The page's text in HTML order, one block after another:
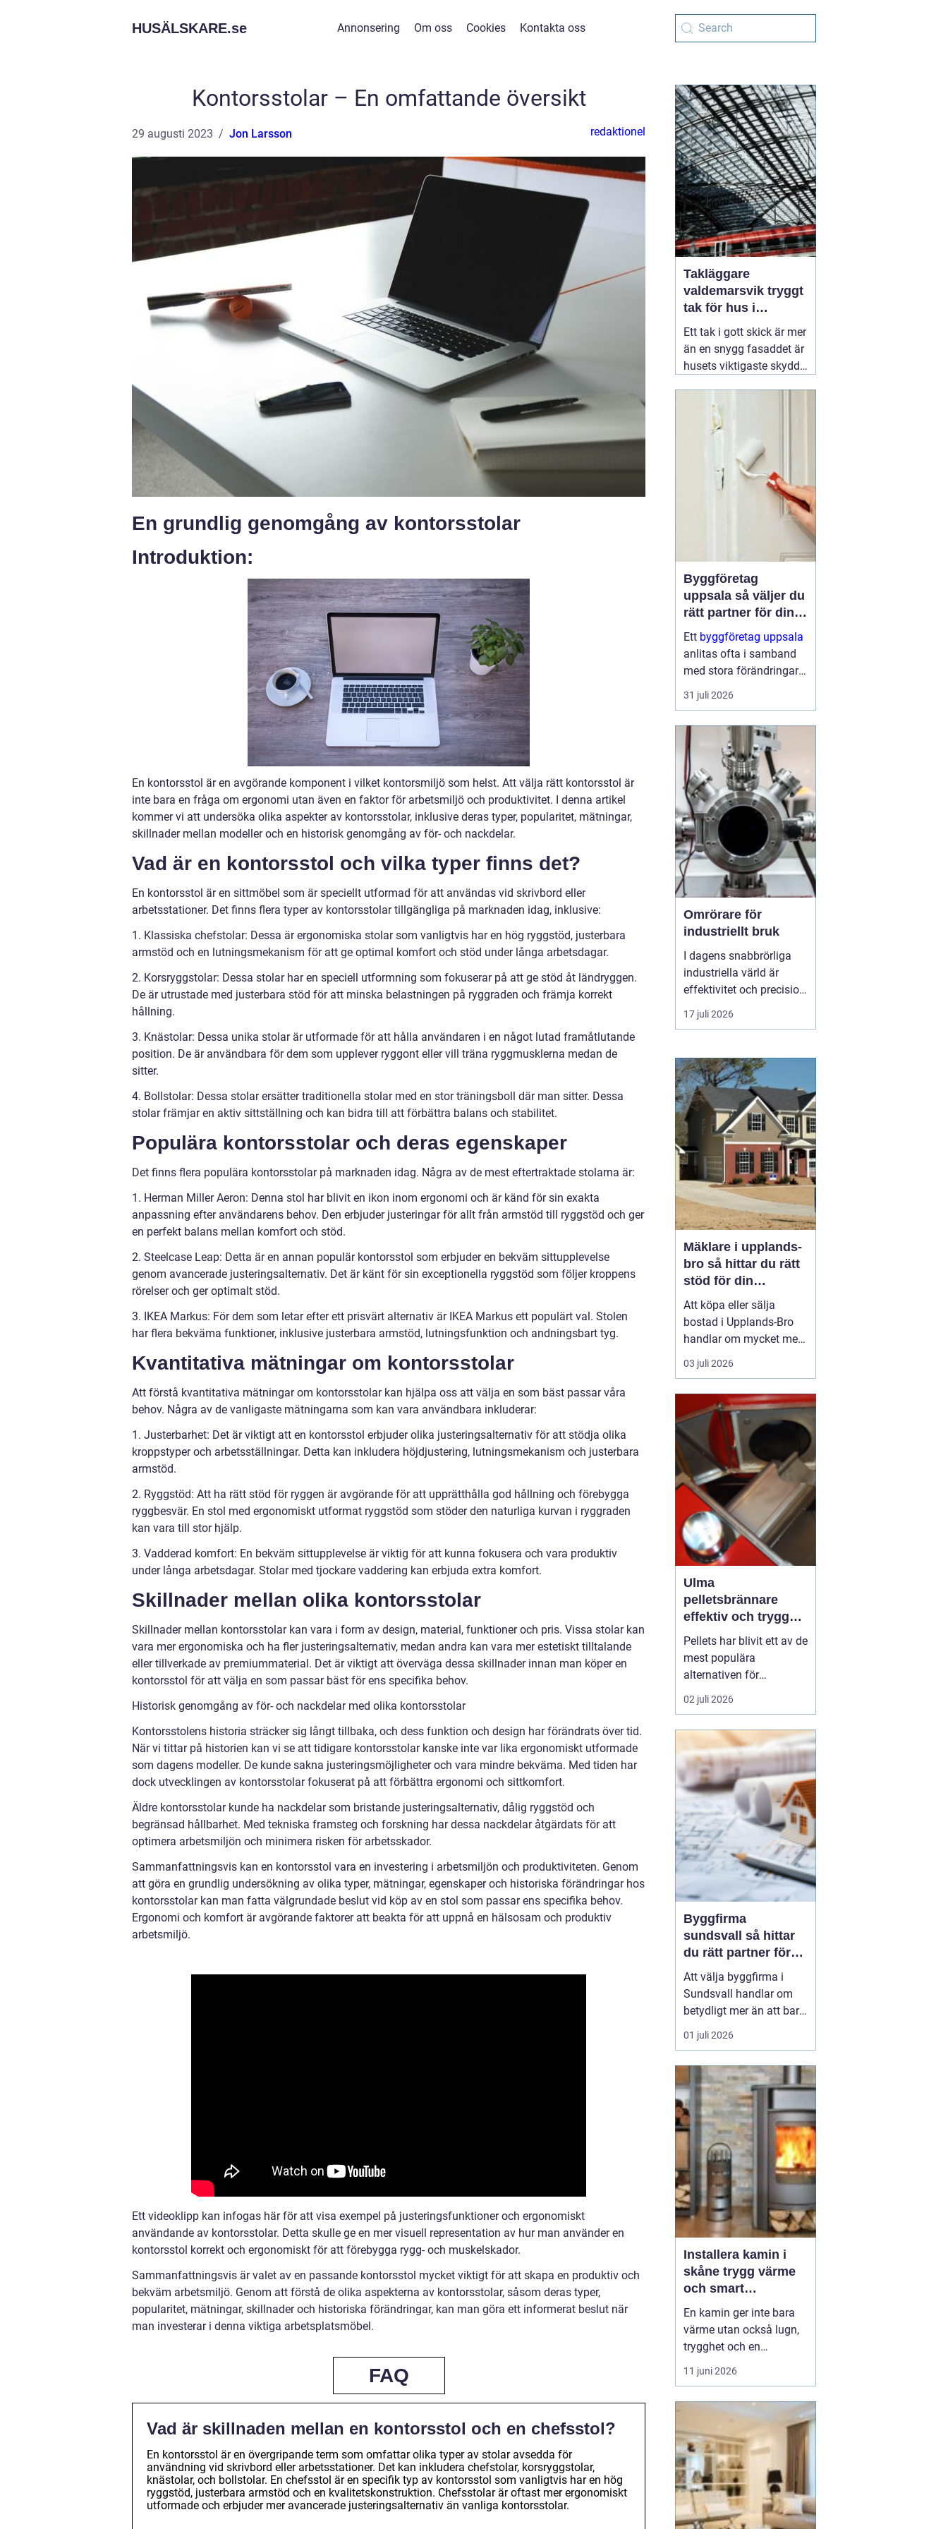
HUSÄLSKARE.se Annonsering Om oss Cookies Kontakta oss
Kontorsstolar – En omfattande översikt
29 augusti 2023 Jon Larsson redaktionel
En grundlig genomgång av kontorsstolar
Introduktion:
En kontorsstol är en avgörande komponent i vilket kontorsmiljö som helst. Att välja rätt kontorsstol är
inte bara en fråga om ergonomi utan även en faktor för arbetsmiljö och produktivitet. I denna artikel
kommer vi att undersöka olika aspekter av kontorsstolar, inklusive deras typer, popularitet, mätningar,
skillnader mellan modeller och en historisk genomgång av för- och nackdelar.
Vad är en kontorsstol och vilka typer finns det?
En kontorsstol är en sittmöbel som är speciellt utformad för att användas vid skrivbord eller
arbetsstationer. Det finns flera typer av kontorsstolar tillgängliga på marknaden idag, inklusive:
1. Klassiska chefstolar: Dessa är ergonomiska stolar som vanligtvis har en hög ryggstöd, justerbara
armstöd och en lutningsmekanism för att ge optimal komfort och stöd under långa arbetsdagar.
2. Korsryggstolar: Dessa stolar har en speciell utformning som fokuserar på att ge stöd åt ländryggen.
De är utrustade med justerbara stöd för att minska belastningen på ryggraden och främja korrekt
hållning.
3. Knästolar: Dessa unika stolar är utformade för att hålla användaren i en något lutad framåtlutande
position. De är användbara för dem som upplever ryggont eller vill träna ryggmusklerna medan de
sitter.
4. Bollstolar: Dessa stolar ersätter traditionella stolar med en stor träningsboll där man sitter. Dessa
stolar främjar en aktiv sittställning och kan bidra till att förbättra balans och stabilitet.
Populära kontorsstolar och deras egenskaper
Det finns flera populära kontorsstolar på marknaden idag. Några av de mest eftertraktade stolarna är:
1. Herman Miller Aeron: Denna stol har blivit en ikon inom ergonomi och är känd för sin exakta
anpassning efter användarens behov. Den erbjuder justeringar för allt från armstöd till ryggstöd och ger
en perfekt balans mellan komfort och stöd.
2. Steelcase Leap: Detta är en annan populär kontorsstol som erbjuder en bekväm sittupplevelse
genom avancerade justeringsalternativ. Det är känt för sin exceptionella ryggstöd som följer kroppens
rörelser och ger optimalt stöd.
3. IKEA Markus: För dem som letar efter ett prisvärt alternativ är IKEA Markus ett populärt val. Stolen
har flera bekväma funktioner, inklusive justerbara armstöd, lutningsfunktion och andningsbart tyg.
Kvantitativa mätningar om kontorsstolar
Att förstå kvantitativa mätningar om kontorsstolar kan hjälpa oss att välja en som bäst passar våra
behov. Några av de vanligaste mätningarna som kan vara användbara inkluderar:
1. Justerbarhet: Det är viktigt att en kontorsstol erbjuder olika justeringsalternativ för att stödja olika
kroppstyper och arbetsställningar. Detta kan inkludera höjdjustering, lutningsmekanism och justerbara
armstöd.
2. Ryggstöd: Att ha rätt stöd för ryggen är avgörande för att upprätthålla god hållning och förebygga
ryggbesvär. En stol med ergonomiskt utformat ryggstöd som stöder den naturliga kurvan i ryggraden
kan vara till stor hjälp.
3. Vadderad komfort: En bekväm sittupplevelse är viktig för att kunna fokusera och vara produktiv
under långa arbetsdagar. Stolar med tjockare vaddering kan erbjuda extra komfort.
Skillnader mellan olika kontorsstolar
Skillnader mellan kontorsstolar kan vara i form av design, material, funktioner och pris. Vissa stolar kan
vara mer ergonomiska och ha fler justeringsalternativ, medan andra kan vara mer estetiskt tilltalande
eller tillverkade av premiummaterial. Det är viktigt att överväga dessa skillnader innan man köper en
kontorsstol för att välja en som passar bäst för ens specifika behov.
Historisk genomgång av för- och nackdelar med olika kontorsstolar
Kontorsstolens historia sträcker sig långt tillbaka, och dess funktion och design har förändrats över tid.
När vi tittar på historien kan vi se att tidigare kontorsstolar kanske inte var lika ergonomiskt utformade
som dagens modeller. De kunde sakna justeringsmöjligheter och vara mindre bekväma. Med tiden har
dock utvecklingen av kontorsstolar fokuserat på att förbättra ergonomi och sittkomfort.
Äldre kontorsstolar kunde ha nackdelar som bristande justeringsalternativ, dålig ryggstöd och
begränsad hållbarhet. Med tekniska framsteg och forskning har dessa nackdelar åtgärdats för att
optimera arbetsmiljön och minimera risken för arbetsskador.
Sammanfattningsvis kan en kontorsstol vara en investering i arbetsmiljön och produktiviteten. Genom
att göra en grundlig undersökning av olika typer, mätningar, egenskaper och historiska förändringar hos
kontorsstolar kan man fatta välgrundade beslut vid köp av en stol som passar ens specifika behov.
Ergonomi och komfort är avgörande faktorer att beakta för att uppnå en hälsosam och produktiv
arbetsmiljö.
Ett videoklipp kan infogas här för att visa exempel på justeringsfunktioner och ergonomiskt
användande av kontorsstolar. Detta skulle ge en mer visuell representation av hur man använder en
kontorsstol korrekt och ergonomiskt för att förebygga rygg- och muskelskador.
Sammanfattningsvis är valet av en passande kontorsstol mycket viktigt för att skapa en produktiv och
bekväm arbetsmiljö. Genom att förstå de olika aspekterna av kontorsstolar, såsom deras typer,
popularitet, mätningar, skillnader och historiska förändringar, kan man göra ett informerat beslut när
man investerar i denna viktiga arbetsplatsmöbel.
FAQ
Vad är skillnaden mellan en kontorsstol och en chefsstol?
En kontorsstol är en övergripande term som omfattar olika typer av stolar avsedda för
användning vid skrivbord eller arbetsstationer. Det kan inkludera chefstolar, korsryggstolar,
knästolar, och bollstolar. En chefsstol är en specifik typ av kontorsstol som vanligtvis har en hög
ryggstöd, justerbara armstöd och en kvalitetskonstruktion. Chefsstolar är oftast mer ergonomiskt
utformade och erbjuder mer avancerade justeringsalternativ än vanliga kontorsstolar.
Takläggare
valdemarsvik tryggt
tak för hus i
kustklimat
Ett tak i gott skick är mer
än en snygg fasaddet är
husets viktigaste skydd
vädret skiftar snabbt och
havsluften sliter extra på
material, spelar takets
kvalitet en ännu större
roll. En erfaren
02
Byggföretag
uppsala så väljer du
rätt partner för din
renovering
Ett byggföretag uppsala
anlitas ofta i samband
med stora förändringar i
hemmet: köket ska
byggas om, badrummet
funktionellt eller huset
behöver fräschas upp
både ute och inne.
Samtidigt kan...
31 juli 2026
Omrörare för
industriellt bruk
I dagens snabbrörliga
industriella värld är
effektivitet och precision
av yttersta vikt. En
omrörare
säkerställa att väts...
17 juli 2026
Mäklare i upplands-
bro så hittar du rätt
stöd för din
bostadsaffär
Att köpa eller sälja
bostad i Upplands-Bro
handlar om mycket mer
än kvadratmeter och
slutpris. Kommunen
områden som
Kungsängen, Bro och de
mer lantliga delarna med
olika målgrupper,
prisnivåer och
framtidsplaner. För den
som...
03 juli 2026
Ulma
pelletsbrännare
effektiv och trygg
värme med pellets
Pellets har blivit ett av de
mest populära
alternativen för
husägare som vill
kombinera låga
med ett mer hållbart val.
I centrum står själva
pelletsbrännaren, där
konstruktion och
styrning avgör hur
mycket energi som
faktiskt ha...
02 juli 2026
Byggfirma
sundsvall så hittar
du rätt partner för
ditt projekt
Att välja byggfirma i
Sundsvall handlar om
betydligt mer än att bara
jämföra pris. Ett bygge
påverkar vardagen,
bostaden under lång tid
framåt. Den som
planerar renovering,
tillbyggnad eller nytt
bygge tjänar därför på
att tänk...
01 juli 2026
Installera kamin i
skåne trygg värme
och smart
investering
En kamin ger inte bara
värme utan också lugn,
trygghet och en
ombonad känsla i
hemmet. Allt fler
ser fördelarna med att
kombinera elvärme eller
fjärrvärme med en
kamin, både för
ekonomins och
klimatets skull.
Samtidigt ställs...
11 juni 2026